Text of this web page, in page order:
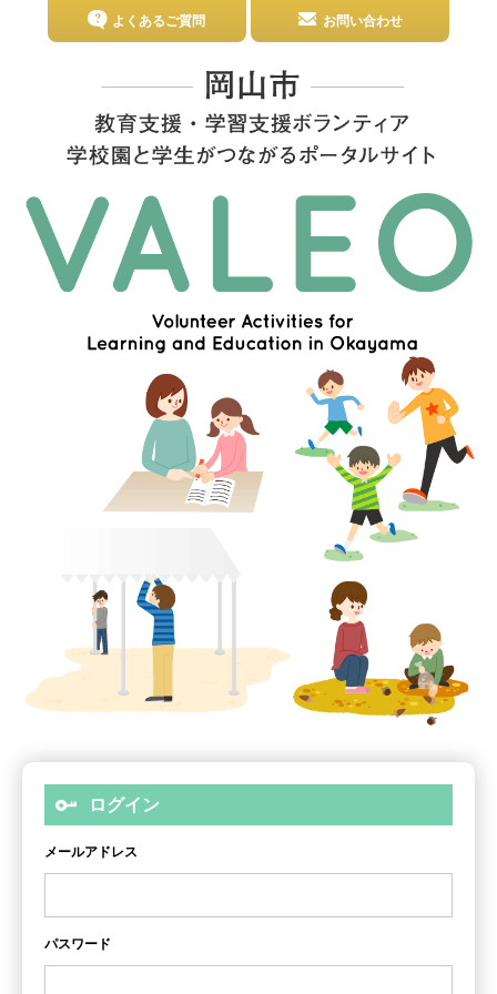
よくあるご質問 お問い合わせ
ログイン
メールアドレス
パスワード